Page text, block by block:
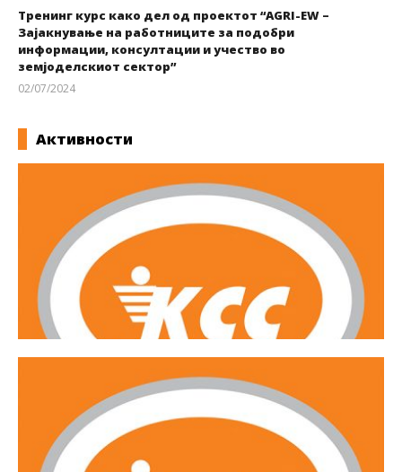
Тренинг курс како дел од проектот “AGRI-EW –
Зајакнување на работниците за подобри
информации, консултации и учество во
земјоделскиот сектор”
02/07/2024
Активности